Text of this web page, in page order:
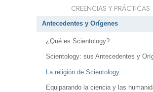
CREENCIAS Y PRÁCTICAS
Antecedentes y Orígenes
¿Qué es Scientology?
Scientology: sus Antecedentes y
La religión de Scientology
Equiparando la ciencia y las